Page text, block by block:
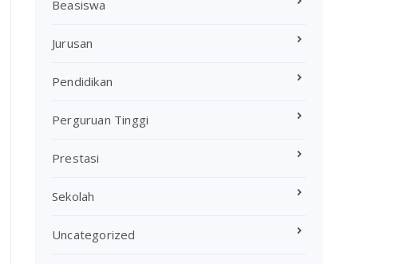
Beasiswa
Jurusan
Pendidikan
Perguruan Tinggi
Prestasi
Sekolah
Uncategorized